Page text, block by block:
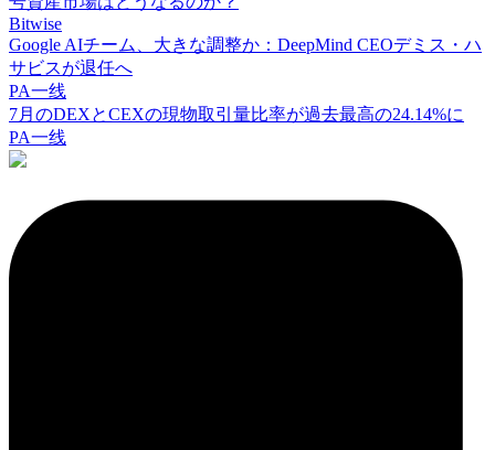
Bitwise
Google AIチーム、大きな調整か：DeepMind CEOデミス・ハ
サビスが退任へ
PA一线
7月のDEXとCEXの現物取引量比率が過去最高の24.14%に
PA一线